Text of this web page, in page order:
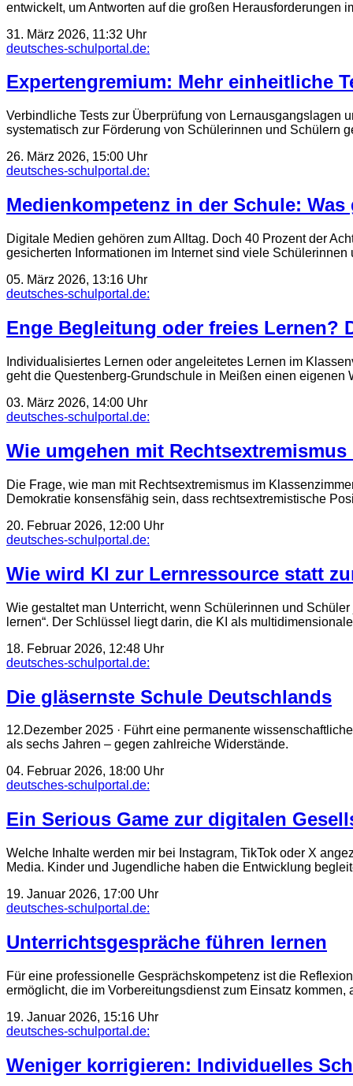
entwickelt, um Antworten auf die großen Herausforderungen
31. März 2026, 11:32 Uhr
deutsches-schulportal.de:
Expertengremium: Mehr einheitliche
Verbindliche Tests zur Überprüfung von Lernausgangslagen
systematisch zur Förderung von Schülerinnen und Schülern
26. März 2026, 15:00 Uhr
deutsches-schulportal.de:
Medienkompetenz in der Schule:
Digitale Medien gehören zum Alltag. Doch 40 Prozent der
gesicherten Informationen im Internet sind viele
05. März 2026, 13:16 Uhr
deutsches-schulportal.de:
Enge Begleitung oder freies Lernen?
Individualisiertes Lernen oder angeleitetes Lernen im
geht die Questenberg-Grundschule in Meißen einen eigenen
03. März 2026, 14:00 Uhr
deutsches-schulportal.de:
Wie umgehen mit
Die Frage, wie man mit Rechtsextremismus im
Demokratie konsensfähig sein, dass rechtsextremistische
20. Februar 2026, 12:00 Uhr
deutsches-schulportal.de:
Wie wird KI zur Lernressource statt
Wie gestaltet man Unterricht, wenn Schülerinnen und
lernen“. Der Schlüssel liegt darin, die KI als
18. Februar 2026, 12:48 Uhr
deutsches-schulportal.de:
Die gläsernste Schule Deutschlands
12.Dezember 2025 · Führt eine permanente
als sechs Jahren – gegen zahlreiche Widerstände.
04. Februar 2026, 18:00 Uhr
deutsches-schulportal.de:
Ein Serious Game zur digitalen
Welche Inhalte werden mir bei Instagram, TikTok oder X
Media. Kinder und Jugendliche haben die Entwicklung
19. Januar 2026, 17:00 Uhr
deutsches-schulportal.de:
Unterrichtsgespräche führen lernen
Für eine professionelle Gesprächskompetenz ist die
ermöglicht, die im Vorbereitungsdienst zum Einsatz
19. Januar 2026, 15:16 Uhr
deutsches-schulportal.de:
Weniger korrigieren: Individuelles